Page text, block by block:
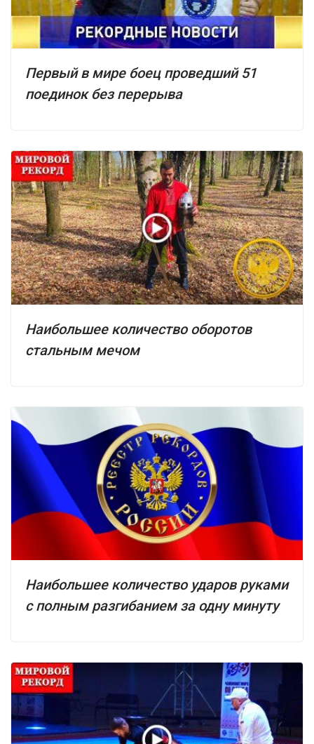
Первый в мире боец проведший 51
поединок без перерыва
Наибольшее количество оборотов
стальным мечом
Наибольшее количество ударов руками
с полным разгибанием за одну минуту